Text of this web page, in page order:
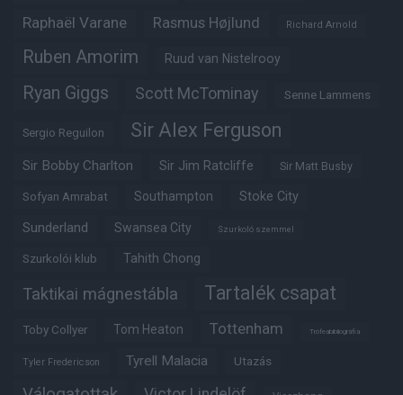
Raphaël Varane Rasmus Højlund Richard Arnold
Ruben Amorim Ruud van Nistelrooy
Ryan Giggs Scott McTominay Senne Lammens
Sergio Reguilon Sir Alex Ferguson
Sir Bobby Charlton Sir Jim Ratcliffe Sir Matt Busby
Sofyan Amrabat Southampton Stoke City
Sunderland Swansea City Szurkoló szemmel
Szurkolói klub Tahith Chong
Taktikai mágnestábla Tartalék csapat
Toby Collyer Tom Heaton Tottenham Trófeabibliográfia
Tyler Fredericson Tyrell Malacia Utazás